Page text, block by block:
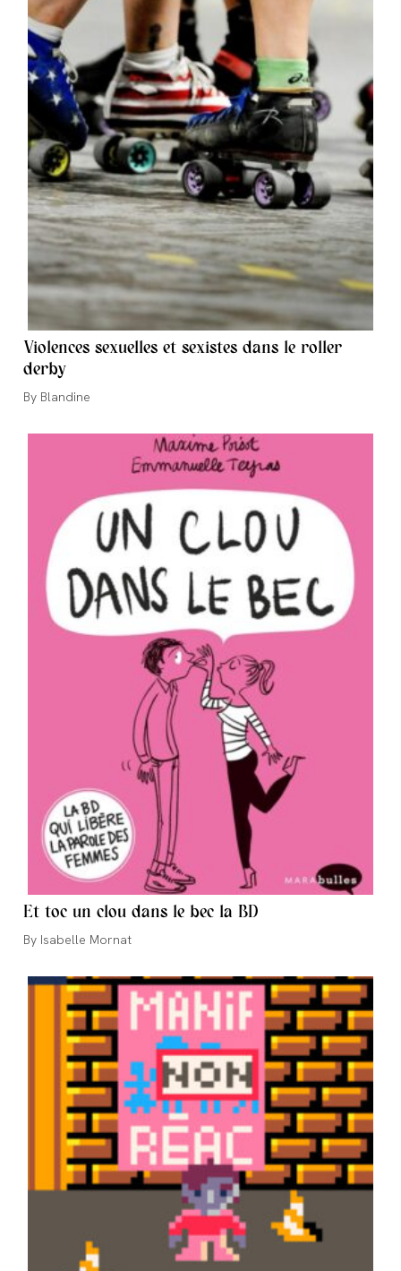
Violences sexuelles et sexistes dans le roller
derby
Auteur/autrice
la
Blandine
Et toc un clou dans le bec la BD
Auteur/autrice
la
publication :
Isabelle Mornat